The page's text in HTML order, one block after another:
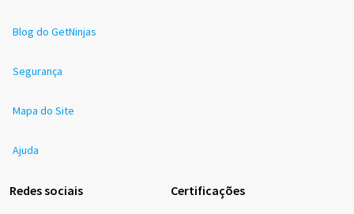
Blog do GetNinjas
Segurança
Mapa do Site
Ajuda
Redes sociais Certificações